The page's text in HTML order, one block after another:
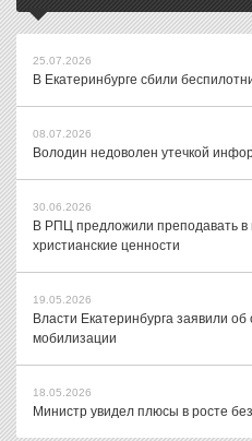
25.07.2026
В Екатеринбурге сбили
08.07.2026
Володин недоволен утечкой
30.06.2026
В РПЦ предложили преподавать в
христианские ценности
19.05.2026
Власти Екатеринбурга заявили об
мобилизации
18.05.2026
Министр увидел плюсы в росте